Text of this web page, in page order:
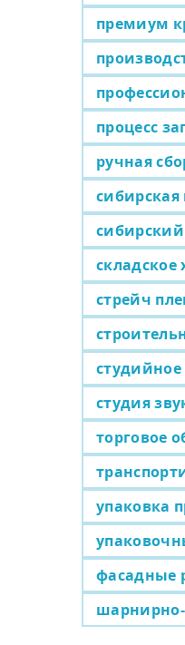
премиум
процесс
ручная
складское
стрейч
студия
торговое
упаковка
фасадные